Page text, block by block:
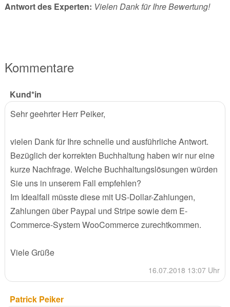
Antwort des Experten: Vielen Dank für Ihre Bewertung!
Kommentare
Kund*in
Sehr geehrter Herr Peiker,
vielen Dank für Ihre schnelle und ausführliche Antwort.
Bezüglich der korrekten Buchhaltung haben wir nur eine
kurze Nachfrage. Welche Buchhaltungslösungen würden
Sie uns in unserem Fall empfehlen?
Im Idealfall müsste diese mit US-Dollar-Zahlungen,
Zahlungen über Paypal und Stripe sowie dem E-
Commerce-System WooCommerce zurechtkommen.
Viele Grüße
16.07.2018 13:07 Uhr
Patrick Peiker